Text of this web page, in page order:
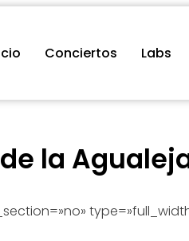
Conciertos Labs
la